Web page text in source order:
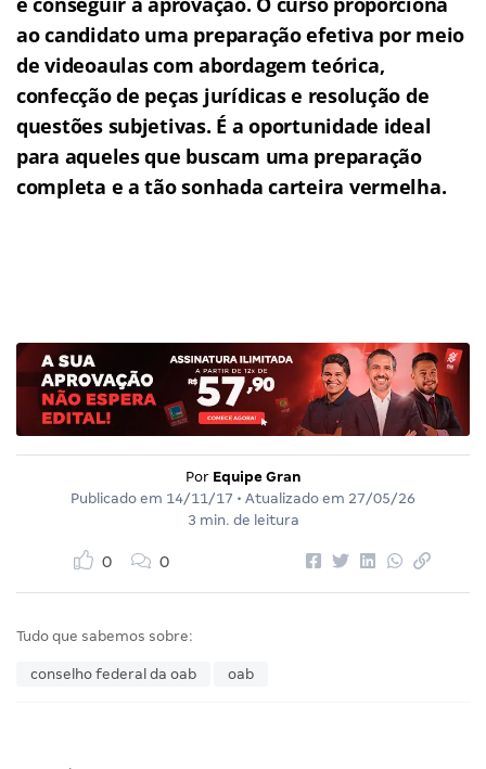
ao candidato uma preparação efetiva por meio
de videoaulas com abordagem teórica,
confecção de peças jurídicas e resolução de
questões subjetivas. É a oportunidade ideal
para aqueles que buscam uma preparação
completa e a tão sonhada carteira vermelha.
Por Equipe Gran
Publicado em 14/11/17 • Atualizado em 27/05/26
3 min. de leitura
0 0
Tudo que sabemos sobre:
conselho federal da oab oab